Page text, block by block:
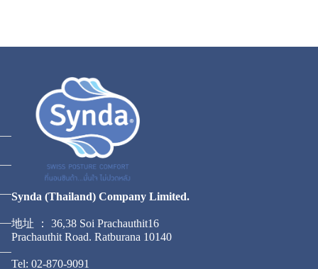
Synda (Thailand) Company Limited.
地址 ： 36,38 Soi Prachauthit16
Prachauthit Road. Ratburana 10140
Tel: 02-870-9091